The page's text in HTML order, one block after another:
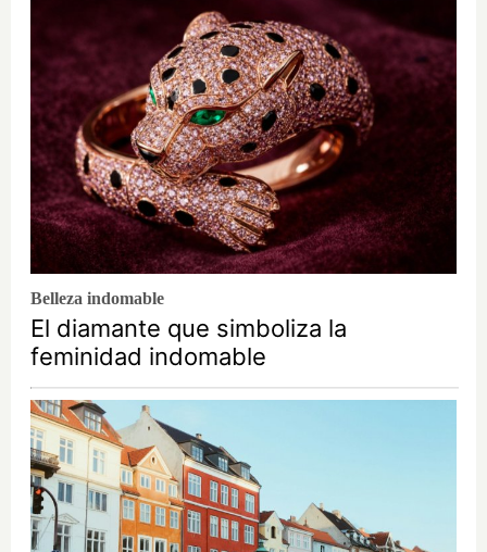
Belleza indomable
El diamante que simboliza la
feminidad indomable